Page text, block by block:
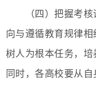
（四）把握考核
向与遵循教育规律
树人为根本任务，培
同时，各高校要从